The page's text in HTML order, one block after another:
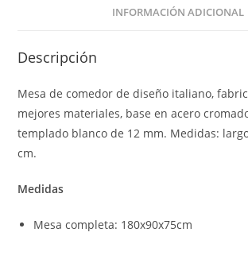
INFORMACIÓN ADICIONAL
Descripción
Mesa de comedor de diseño italiano,
mejores materiales, base en acero
templado blanco de 12 mm. Medidas:
cm.
Medidas
Mesa completa: 180x90x75cm